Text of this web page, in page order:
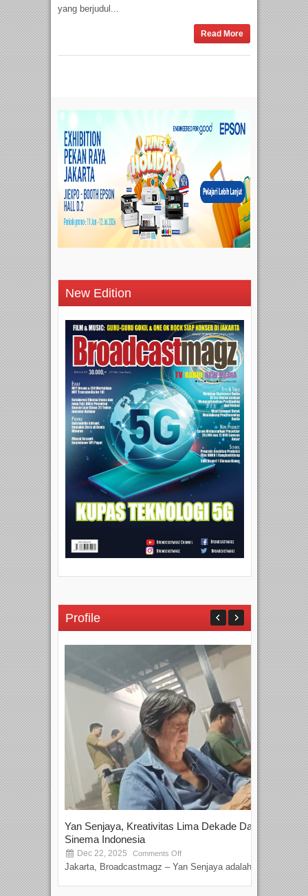
yang berjudul...
Read More
New Edition
Profile
Yan Senjaya, Kreativitas Lima Dekade Dalam
Sinema Indonesia
Dec 22, 2025 Comments Off
Jakarta, Broadcastmagz – Yan Senjaya adalah...